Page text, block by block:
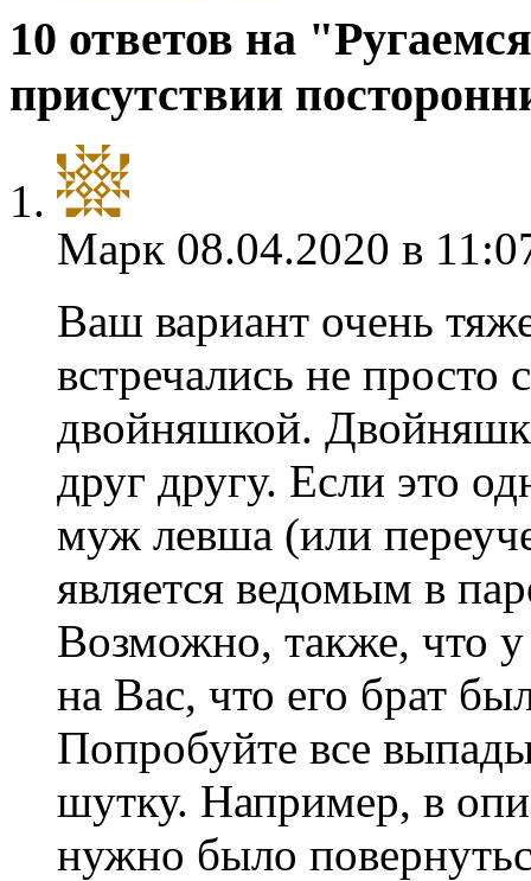
10 ответов на
присутствии
Марк 08.04.2020 в
Ваш вариант очень
встречались не
двойняшкой.
друг другу. Если это
муж левша (или
является ведомым в
Возможно, также, что
на Вас, что его брат
Попробуйте все
шутку. Например, в
нужно было